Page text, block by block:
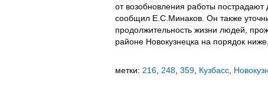
от возобновления работы пострадают
сообщил Е.С.Минаков. Он также
продолжительность жизни людей,
районе Новокузнецка на порядок
метки: 216, 248, 359, Кузбасс,